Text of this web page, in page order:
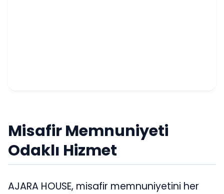
Misafir Memnuniyeti
Odaklı Hizmet
AJARA HOUSE, misafir memnuniyetini her